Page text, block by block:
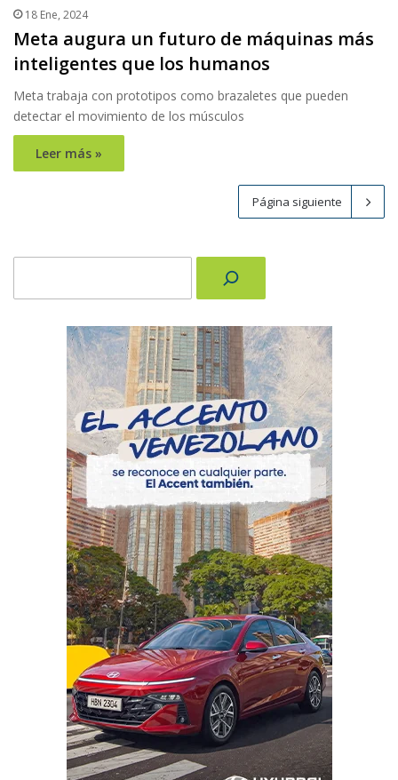
18 Ene, 2024
Meta augura un futuro de máquinas más
inteligentes que los humanos
Meta trabaja con prototipos como brazaletes que pueden
detectar el movimiento de los músculos
Leer más »
Página siguiente